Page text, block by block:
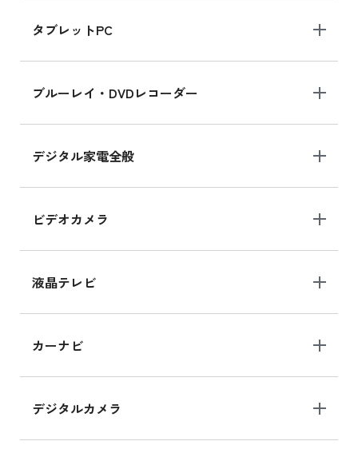
タブレットPC
ブルーレイ・DVDレコーダー
デジタル家電全般
ビデオカメラ
液晶テレビ
カーナビ
デジタルカメラ